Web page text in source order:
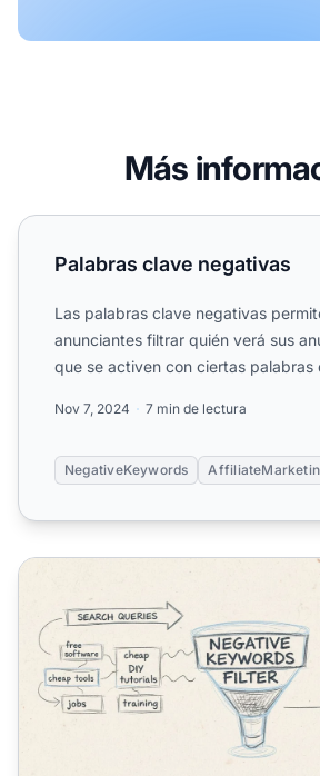
Más
Palabras clave negativas
Palabras clave negativas
Las palabras clave negativas
anunciantes filtrar quién verá sus
que se activen con ciertas palabras
Nov 7, 2024 7 min de lectura
NegativeKeywords
¿Qué son las palabras clave